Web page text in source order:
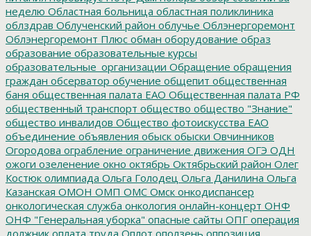
неделю Областная больница областная поликлиника
облздрав Облученский район облучье Облэнергоремонт
Облэнергоремонт Плюс обман оборудование образ
образование образовательные курсы
образовательные_организации Обращение обращения
граждан обсерватор обучение общепит общественная
баня общественная палата ЕАО Общественная палата РФ
общественный транспорт общество общество "Знание"
общество инвалидов Общество фотоискусства ЕАО
объединение объявления обыск обыски Овчинников
Огородова ограбление ограничение движения ОГЭ ОДН
ожоги озеленение окно октябрь Октябрьский район Олег
Костюк олимпиада Ольга Голодец Ольга Данилина Ольга
Казанская ОМОН ОМП ОМС Омск онкодиспансер
онкологическая служба онкология онлайн-концерт ОНФ
ОНФ "Генеральная уборка" опасные сайты ОПГ операция
должник оплата труда Оплот оползень оппозиция